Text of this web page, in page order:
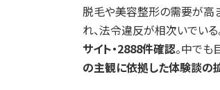
脱毛や美容整形の需要が高
れ、法令違反が相次いでい
サイト・2888件確認。中でも
の主観に依拠した体験談の